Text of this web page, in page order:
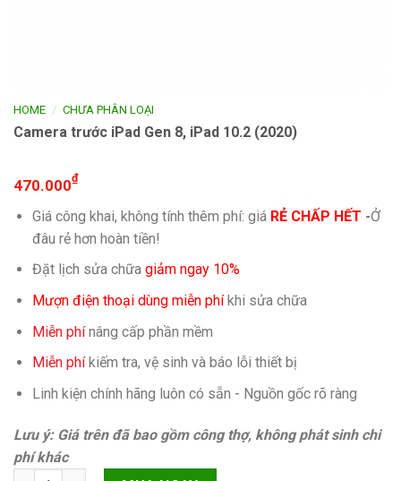
HOME / CHƯA PHÂN LOẠI
Camera trước iPad Gen 8, iPad 10.2 (2020)
470.000₫
Giá công khai, không tính thêm phí: giá RẺ CHẤP HẾT -Ở
đâu rẻ hơn hoàn tiền!
Đặt lịch sửa chữa giảm ngay 10%
Mượn điện thoại dùng miễn phíkhi sửa chữa
Miễn phínâng cấp phần mềm
Miễn phíkiếm tra, vệ sinh và báo lỗi thiết bị
Linh kiện chính hãng luôn có sẵn - Nguồn gốc rõ ràng
Lưu ý: Giá trên đã bao gồm công thợ, không phát sinh chi
phí khác
Camera trước iPad Gen 8, iPad 10.2 (2020) quantity